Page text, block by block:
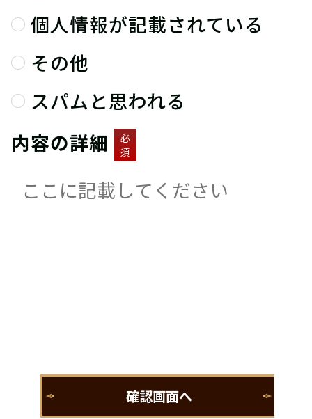
個人情報が記載されている
その他
スパムと思われる
内容の詳細
必
須